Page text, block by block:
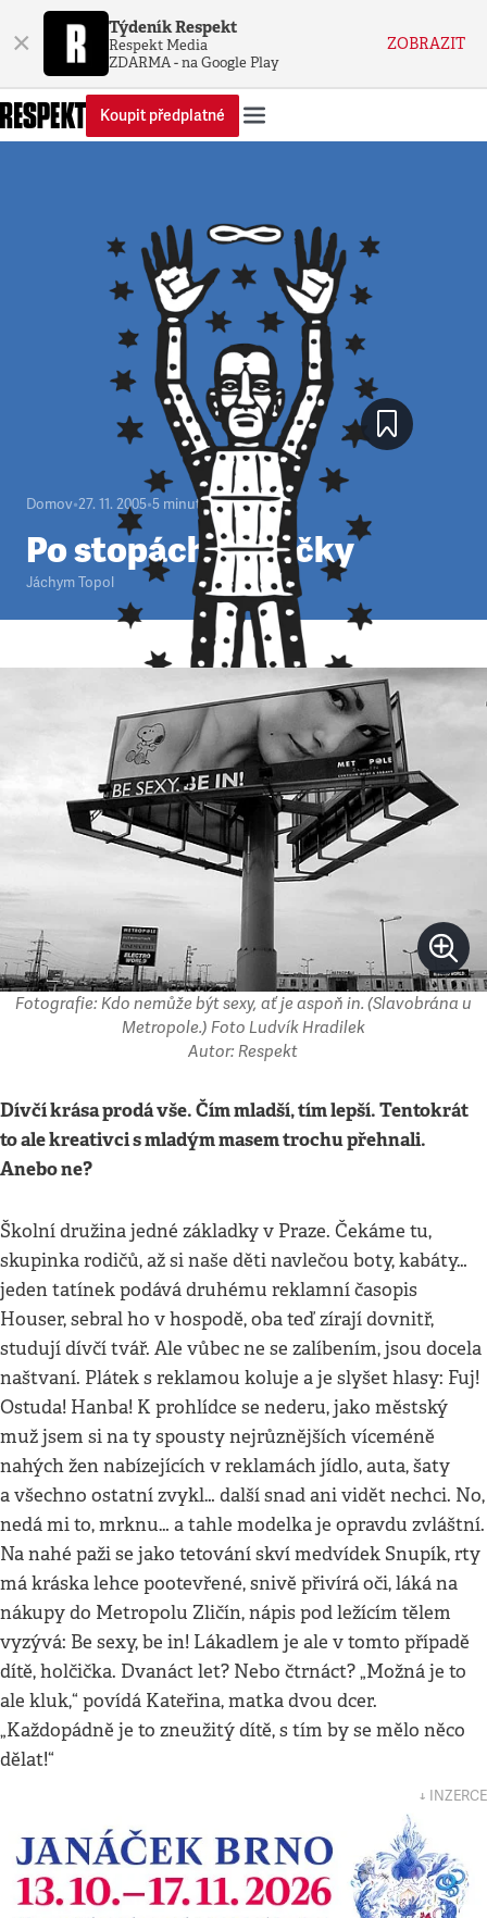
× Týdeník Respekt
Respekt Media
ZDARMA - na Google Play
ZOBRAZIT
Koupit předplatné
Domov•27. 11. 2005•5 minut
Po stopách holčičky
Jáchym Topol
Fotografie: Kdo nemůže být sexy, ať je aspoň in. (Slavobrána u
Metropole.) Foto Ludvík Hradilek
Autor: Respekt
Dívčí krása prodá vše. Čím mladší, tím lepší. Tentokrát
to ale kreativci s mladým masem trochu přehnali.
Anebo ne?
Školní družina jedné základky v Praze. Čekáme tu,
skupinka rodičů, až si naše děti navlečou boty, kabáty…
jeden tatínek podává druhému reklamní časopis
Houser, sebral ho v hospodě, oba teď zírají dovnitř,
studují dívčí tvář. Ale vůbec ne se zalíbením, jsou docela
naštvaní. Plátek s reklamou koluje a je slyšet hlasy: Fuj!
Ostuda! Hanba! K prohlídce se nederu, jako městský
muž jsem si na ty spousty nejrůznějších víceméně
nahých žen nabízejících v reklamách jídlo, auta, šaty
a všechno ostatní zvykl… další snad ani vidět nechci. No,
nedá mi to, mrknu… a tahle modelka je opravdu zvláštní.
Na nahé paži se jako tetování skví medvídek Snupík, rty
má kráska lehce pootevřené, snivě přivírá oči, láká na
nákupy do Metropolu Zličín, nápis pod ležícím tělem
vyzývá: Be sexy, be in! Lákadlem je ale v tomto případě
dítě, holčička. Dvanáct let? Nebo čtrnáct? „Možná je to
ale kluk,“ povídá Kateřina, matka dvou dcer.
„Každopádně je to zneužitý dítě, s tím by se mělo něco
dělat!“
↓ INZERCE